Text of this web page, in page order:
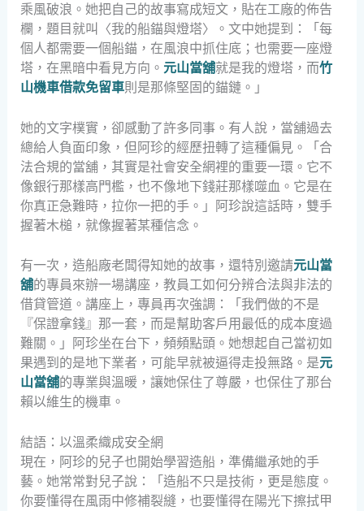
乘風破浪。她把自己的故事寫成短文，貼在工廠的佈告
欄，題目就叫〈我的船錨與燈塔〉。文中她提到：「每
個人都需要一個船錨，在風浪中抓住底；也需要一座燈
塔，在黑暗中看見方向。 元山當舖就是我的燈塔，而竹
山機車借款免留車則是那條堅固的錨鏈。」
她的文字樸實，卻感動了許多同事。有人說，當舖過去
總給人負面印象，但阿珍的經歷扭轉了這種偏見。「合
法合規的當舖，其實是社會安全網裡的重要一環。它不
像銀行那樣高門檻，也不像地下錢莊那樣噬血。它是在
你真正急難時，拉你一把的手。」阿珍說這話時，雙手
握著木槌，就像握著某種信念。
有一次，造船廠老闆得知她的故事，還特別邀請元山當
舖的專員來辦一場講座，教員工如何分辨合法與非法的
借貸管道。講座上，專員再次強調：「我們做的不是
『保證拿錢』那一套，而是幫助客戶用最低的成本度過
難關。」阿珍坐在台下，頻頻點頭。她想起自己當初如
果遇到的是地下業者，可能早就被逼得走投無路。是元
山當舖的專業與溫暖，讓她保住了尊嚴，也保住了那台
賴以維生的機車。
結語：以溫柔織成安全網
現在，阿珍的兒子也開始學習造船，準備繼承她的手
藝。她常常對兒子說：「造船不只是技術，更是態度。
你要懂得在風雨中修補裂縫，也要懂得在陽光下擦拭甲